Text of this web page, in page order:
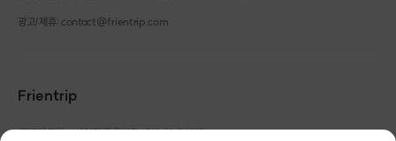
광고/제휴: contact@frientrip.com
Frientrip
㈜프렌트립 | 사업자 등록번호 : 261-81-04385